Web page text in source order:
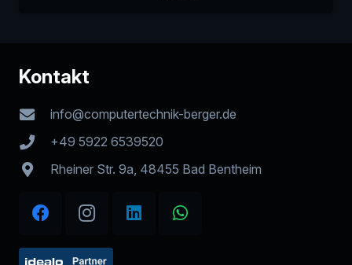
Kontakt
info@computertechnik-berger.de
+49 5922 6539520
Rheiner Str. 9a, 48455 Bad Bentheim